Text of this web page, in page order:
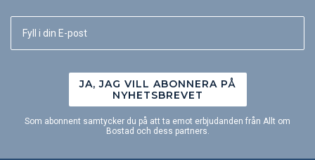
JA, JAG VILL ABONNERA PÅ
NYHETSBREVET
Som abonnent samtycker du på att ta emot erbjudanden från Allt om
Bostad och dess partners.